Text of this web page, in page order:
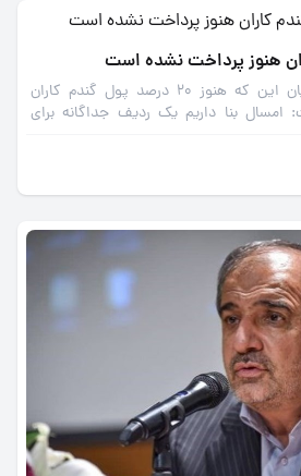
وزیر جهاد کشاورزی با بیان این که هنوز 20 درصد پول گندم کاران
بنا داریم یک ردیف جداگانه برای